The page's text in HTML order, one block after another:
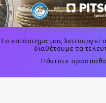
Το κατάστημα μας λειτουργεί
διαθέτουμε τα
Πάντοτε